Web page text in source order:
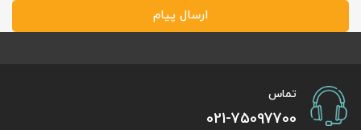
ارسال پیام
تماس
021-75097700